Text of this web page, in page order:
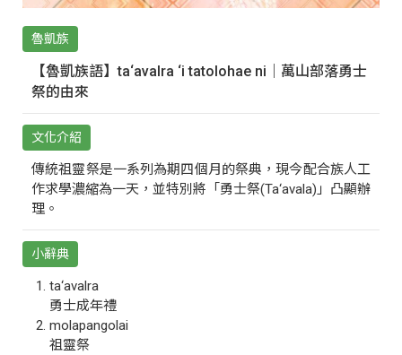
魯凱族
【魯凱族語】ta‘avalra ‘i tatolohae ni｜萬山部落勇士
祭的由來
文化介紹
傳統祖靈祭是一系列為期四個月的祭典，現今配合族人工
作求學濃縮為一天，並特別將「勇士祭(Ta‘avala)」凸顯辦
理。
小辭典
ta‘avalra
勇士成年禮
molapangolai
祖靈祭